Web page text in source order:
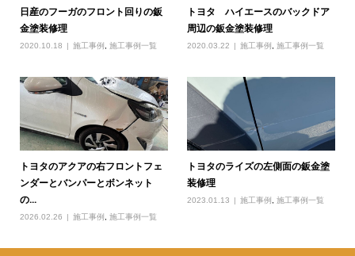
日産のフーガのフロント回りの鈑
金塗装修理
2020.10.18 施工事例 施工事例一覧
トヨタ ハイエースのバックドア
周辺の鈑金塗装修理
2020.03.22 施工事例 ,施工事例一覧
トヨタのアクアの右フロントフェ
ンダーとバンパーとボンネット
の...
2026.02.26 施工事例 施工事例一覧
トヨタのライズの左側面の鈑金塗
装修理
2023.01.13 施工事例 ,施工事例一覧